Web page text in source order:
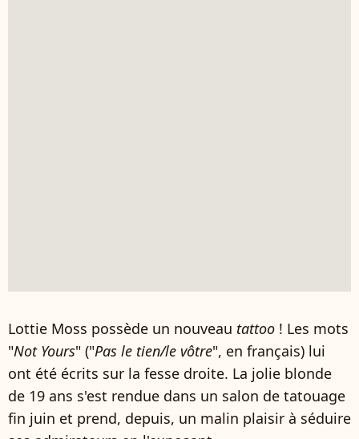
Lottie Moss possède un nouveau tattoo ! Les mots
"Not Yours" ("Pas le tien/le vôtre", en français) lui
ont été écrits sur la fesse droite. La jolie blonde
de 19 ans s'est rendue dans un salon de tatouage
fin juin et prend, depuis, un malin plaisir à séduire